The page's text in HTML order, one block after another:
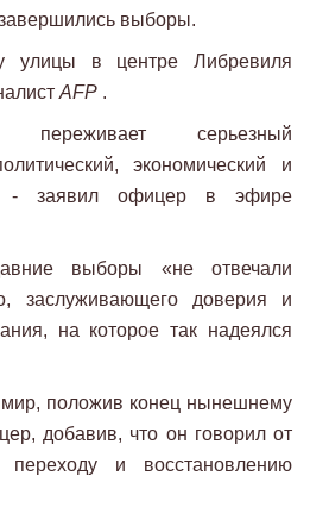
завершились выборы.
улицы в центре Либревиля
AFP .
серьезный
экономический и
- заявил офицер в эфире
выборы «не отвечали
заслуживающего доверия и
на которое так надеялся
положив конец нынешнему
добавив, что он говорил от
и восстановлению